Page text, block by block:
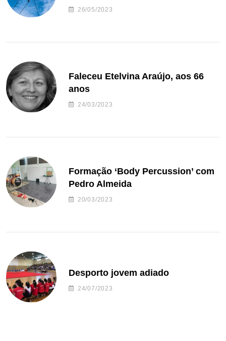
26/05/2023
Faleceu Etelvina Araújo, aos 66
anos
24/03/2023
Formação ‘Body Percussion’ com
Pedro Almeida
20/03/2023
Desporto jovem adiado
24/07/2023